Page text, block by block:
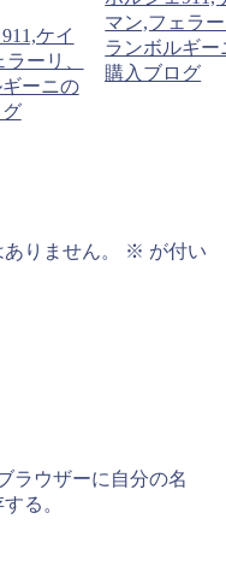
ケイ
ーリ、
ーニの
マン,フェラ
ランボルギー
購入ブログ
りません。 ※ が付い
ラウザーに自分の名
る。